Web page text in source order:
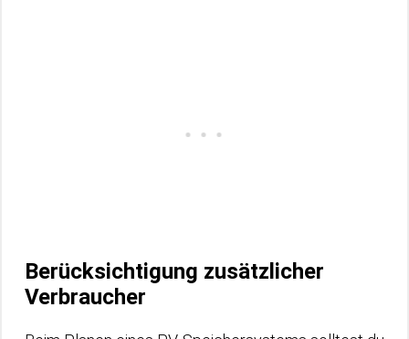
Berücksichtigung zusätzlicher
Verbraucher